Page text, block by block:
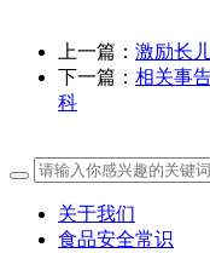
上一篇： 激励长
下一篇： 相关事
科
关于我们
食品安全常识